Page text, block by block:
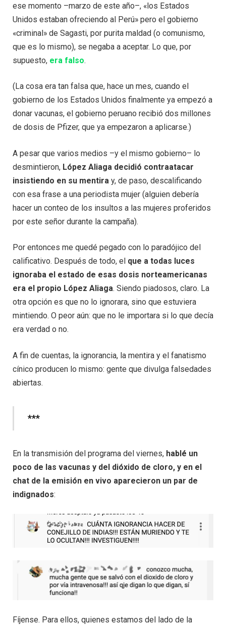
ese momento –marzo de este año–, «los Estados
Unidos estaban ofreciendo al Perú» pero el gobierno
«criminal» de Sagasti, por purita maldad (o comunismo,
que es lo mismo), se negaba a aceptar. Lo que, por
supuesto, era falso.
(La cosa era tan falsa que, hace un mes, cuando el
gobierno de los Estados Unidos finalmente ya empezó a
donar vacunas, el gobierno peruano recibió dos millones
de dosis de Pfizer, que ya empezaron a aplicarse.)
A pesar que varios medios –y el mismo gobierno– lo
desmintieron, López Aliaga decidió contraatacar
insistiendo en su mentira y, de paso, descalificando
con esa frase a una periodista mujer (alguien debería
hacer un conteo de los insultos a las mujeres proferidos
por este señor durante la campaña).
Por entonces me quedé pegado con lo paradójico del
calificativo. Después de todo, el que a todas luces
ignoraba el estado de esas dosis norteamericanas
era el propio López Aliaga. Siendo piadosos, claro. La
otra opción es que no lo ignorara, sino que estuviera
mintiendo. O peor aún: que no le importara si lo que decía
era verdad o no.
A fin de cuentas, la ignorancia, la mentira y el fanatismo
cínico producen lo mismo: gente que divulga falsedades
abiertas.
***
En la transmisión del programa del viernes, hablé un
poco de las vacunas y del dióxido de cloro, y en el
chat de la emisión en vivo aparecieron un par de
indignados:
Fíjense. Para ellos, quienes estamos del lado de la